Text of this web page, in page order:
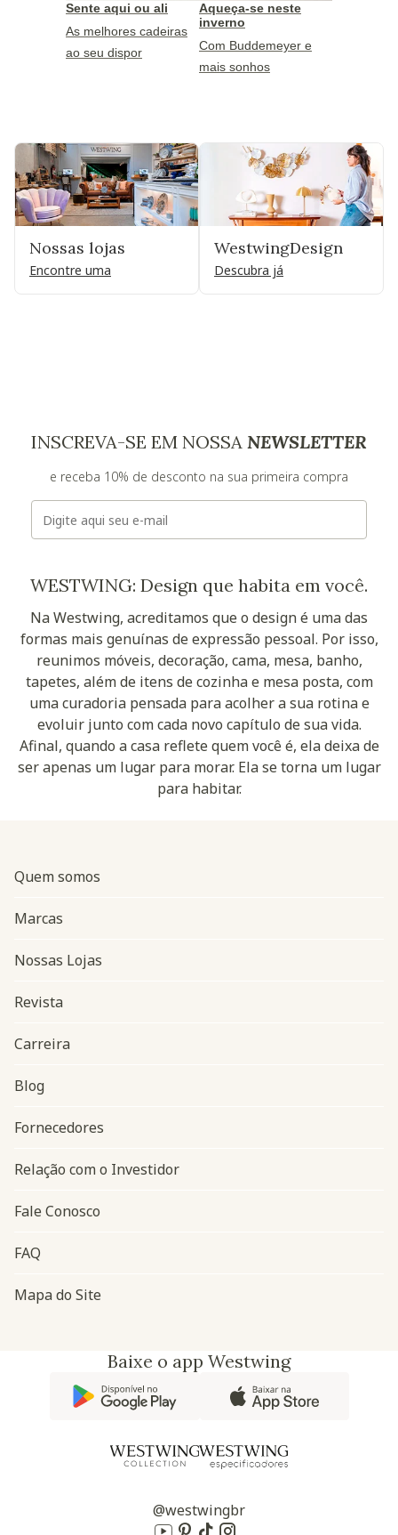
Sente aqui ou ali
As melhores cadeiras
ao seu dispor
Aqueça-se neste
inverno
Com Buddemeyer e
mais sonhos
Nossas lojas
Encontre uma
WestwingDesign
Descubra já
INSCREVA-SE EM NOSSA NEWSLETTER
e receba 10% de desconto na sua primeira compra
WESTWING: Design que habita em você.
Na Westwing, acreditamos que o design é uma das
formas mais genuínas de expressão pessoal. Por isso,
reunimos móveis, decoração, cama, mesa, banho,
tapetes, além de itens de cozinha e mesa posta, com
uma curadoria pensada para acolher a sua rotina e
evoluir junto com cada novo capítulo de sua vida.
Afinal, quando a casa reflete quem você é, ela deixa de
ser apenas um lugar para morar. Ela se torna um lugar
para habitar.
Navegação do rodapé
Quem somos
Marcas
Nossas Lojas
Revista
Carreira
Blog
Fornecedores
Relação com o Investidor
Fale Conosco
FAQ
Mapa do Site
Baixe o app Westwing
@westwingbr